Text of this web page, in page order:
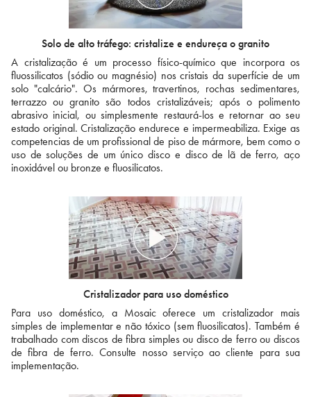
Solo de alto tráfego: cristalize e endureça o granito
A cristalização é um processo físico-químico que incorpora os
fluossilicatos (sódio ou magnésio) nos cristais da superfície de um
solo "calcário". Os mármores, travertinos, rochas sedimentares,
terrazzo ou granito são todos cristalizáveis; após o polimento
abrasivo inicial, ou simplesmente restaurá-los e retornar ao seu
estado original. Cristalização endurece e impermeabiliza. Exige as
competencias de um profissional de piso de mármore, bem como o
uso de soluções de um único disco e disco de lã de ferro, aço
inoxidável ou bronze e fluosilicatos.
Cristalizador para uso doméstico
Para uso doméstico, a Mosaic oferece um cristalizador mais
simples de implementar e não tóxico (sem fluosilicatos). Também é
trabalhado com discos de fibra simples ou disco de ferro ou discos
de fibra de ferro. Consulte nosso serviço ao cliente para sua
implementação.